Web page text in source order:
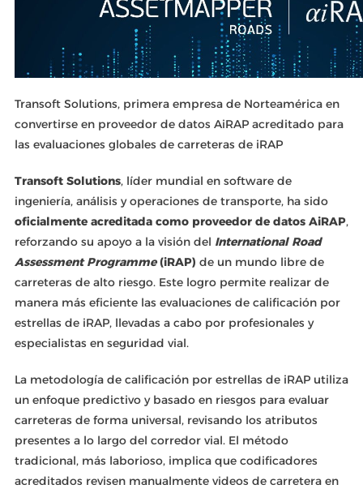
Transoft Solutions, primera empresa de Norteamérica en
convertirse en proveedor de datos AiRAP acreditado para
las evaluaciones globales de carreteras de iRAP
Transoft Solutions, líder mundial en software de
ingeniería, análisis y operaciones de transporte, ha sido
oficialmente acreditada como proveedor de datos AiRAP,
reforzando su apoyo a la visión del International Road
Assessment Programme(iRAP) de un mundo libre de
carreteras de alto riesgo. Este logro permite realizar de
manera más eficiente las evaluaciones de calificación por
estrellas de iRAP, llevadas a cabo por profesionales y
especialistas en seguridad vial.
La metodología de calificación por estrellas de iRAP utiliza
un enfoque predictivo y basado en riesgos para evaluar
carreteras de forma universal, revisando los atributos
presentes a lo largo del corredor vial. El método
tradicional, más laborioso, implica que codificadores
acreditados revisen manualmente videos de carretera en